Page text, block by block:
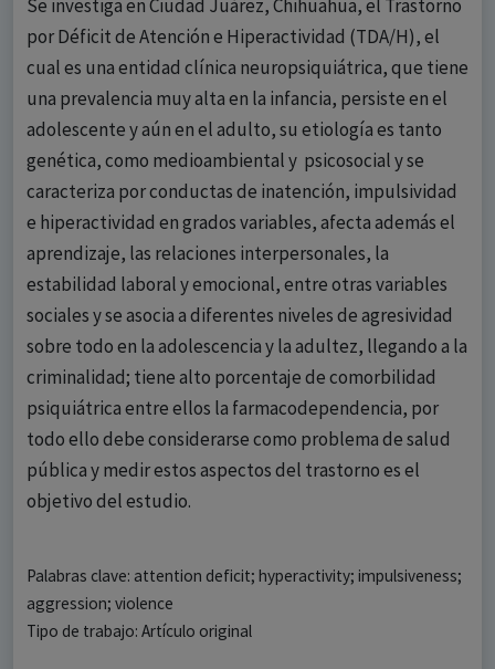
Se investiga en Ciudad Juárez, Chihuahua, el Trastorno
por Déficit de Atención e Hiperactividad (TDA/H), el
cual es una entidad clínica neuropsiquiátrica, que tiene
una prevalencia muy alta en la infancia, persiste en el
adolescente y aún en el adulto, su etiología es tanto
genética, como medioambiental y psicosocial y se
caracteriza por conductas de inatención, impulsividad
e hiperactividad en grados variables, afecta además el
aprendizaje, las relaciones interpersonales, la
estabilidad laboral y emocional, entre otras variables
sociales y se asocia a diferentes niveles de agresividad
sobre todo en la adolescencia y la adultez, llegando a la
criminalidad; tiene alto porcentaje de comorbilidad
psiquiátrica entre ellos la farmacodependencia, por
todo ello debe considerarse como problema de salud
pública y medir estos aspectos del trastorno es el
objetivo del estudio.
Palabras clave: attention deficit; hyperactivity; impulsiveness;
aggression; violence
Tipo de trabajo: Artículo original